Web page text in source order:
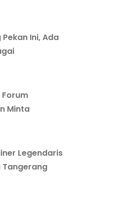
Ini, Ada
Minta
Legendaris
Tangerang